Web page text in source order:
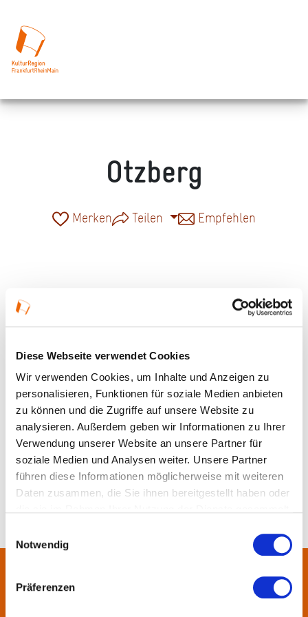
Diese Webseite verwendet Cookies
Wir verwenden Cookies, um Inhalte und Anzeigen zu
personalisieren, Funktionen für soziale Medien anbieten
zu können und die Zugriffe auf unsere Website zu
analysieren. Außerdem geben wir Informationen zu Ihrer
Verwendung unserer Website an unsere Partner für
soziale Medien und Analysen weiter. Unsere Partner
führen diese Informationen möglicherweise mit weiteren
Daten zusammen, die Sie ihnen bereitgestellt haben oder
Notwendig
Präferenzen
Otzberg
Merken Teilen Empfehlen
Über uns